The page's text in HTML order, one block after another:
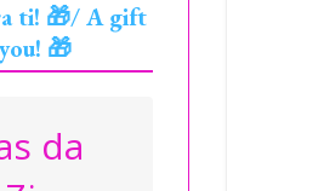
ti! 🎁/ A gift
🎁
da